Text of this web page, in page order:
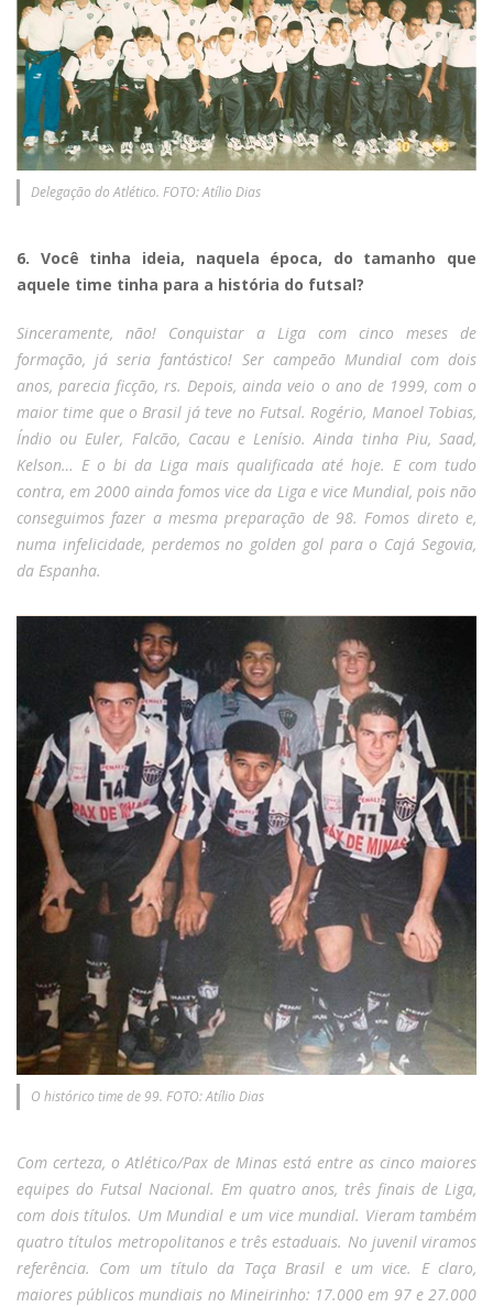
Delegação do Atlético. FOTO: Atílio Dias
6. Você tinha ideia, naquela época, do tamanho que
aquele time tinha para a história do futsal?
Sinceramente, não! Conquistar a Liga com cinco meses de
formação, já seria fantástico! Ser campeão Mundial com dois
anos, parecia ficção, rs. Depois, ainda veio o ano de 1999, com o
maior time que o Brasil já teve no Futsal. Rogério, Manoel Tobias,
Índio ou Euler, Falcão, Cacau e Lenísio. Ainda tinha Piu, Saad,
Kelson… E o bi da Liga mais qualificada até hoje. E com tudo
contra, em 2000 ainda fomos vice da Liga e vice Mundial, pois não
conseguimos fazer a mesma preparação de 98. Fomos direto e,
numa infelicidade, perdemos no golden gol para o Cajá Segovia,
da Espanha.
O histórico time de 99. FOTO: Atílio Dias
Com certeza, o Atlético/Pax de Minas está entre as cinco maiores
equipes do Futsal Nacional. Em quatro anos, três finais de Liga,
com dois títulos. Um Mundial e um vice mundial. Vieram também
quatro títulos metropolitanos e três estaduais. No juvenil viramos
referência. Com um título da Taça Brasil e um vice. E claro,
maiores públicos mundiais no Mineirinho: 17.000 em 97 e 27.000